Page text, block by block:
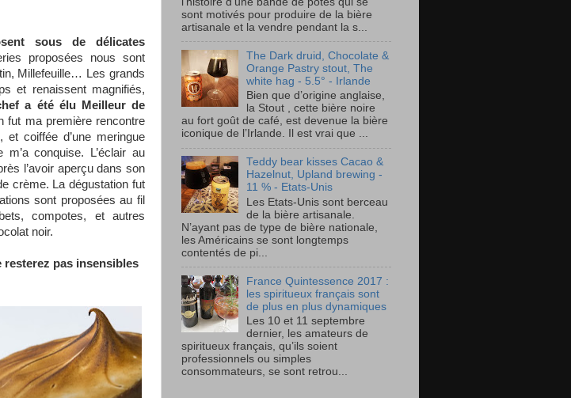
sous de délicates
proposées nous sont
Millefeuille… Les grands
et renaissent magnifiés,
a été élu Meilleur de
fut ma première rencontre
coiffée d’une meringue
conquise. L’éclair au
l’avoir aperçu dans son
crème. La dégustation fut
sont proposées au fil
compotes, et autres
noir.
resterez pas insensibles
sont motivés pour produire de la bière
artisanale et la vendre pendant la s...
The Dark druid, Chocolate &
Orange Pastry stout, The
white hag - 5.5° - Irlande
Bien que d’origine anglaise,
la Stout , cette bière noire
au fort goût de café, est devenue la bière
iconique de l’Irlande. Il est vrai que ...
Teddy bear kisses Cacao &
Hazelnut, Upland brewing -
11 % - Etats-Unis
Les Etats-Unis sont berceau
de la bière artisanale.
N’ayant pas de type de bière nationale,
les Américains se sont longtemps
contentés de pi...
France Quintessence 2017 :
les spiritueux français sont
de plus en plus dynamiques
Les 10 et 11 septembre
dernier, les amateurs de
spiritueux français, qu’ils soient
professionnels ou simples
consommateurs, se sont retrou...